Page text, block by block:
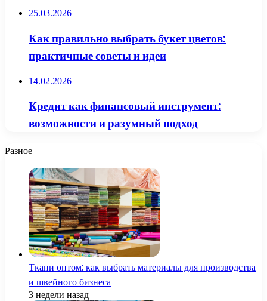
25.03.2026
Как правильно выбрать букет цветов:
практичные советы и идеи
14.02.2026
Кредит как финансовый инструмент:
возможности и разумный подход
Разное
Ткани оптом: как выбрать материалы для производства
и швейного бизнеса
3 недели назад